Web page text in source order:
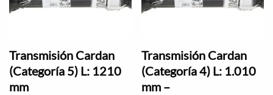
Transmisión Cardan
(Categoría 5) L: 1210
mm
Transmisión Cardan
(Categoría 4) L: 1.010
mm –